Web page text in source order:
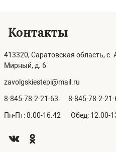
Контакты
413320, Саратовская область, с.
Мирный, д. 6
zavolgskiestepi@mail.ru
8-845-78-2-21-63 8-845-78-2-
Пн-Пт: 8.00-16.42 Обед: 12.00-